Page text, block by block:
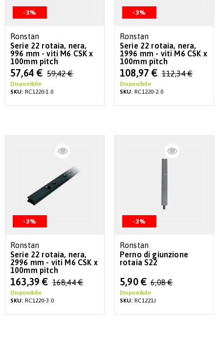
-3%
Ronstan
Serie 22 rotaia, nera,
996 mm - viti M6 CSK x
100mm pitch
Special
Price
57,64 € 59,42 €
Disponibile
SKU: RC1220-1.0
-3%
Ronstan
Serie 22 rotaia, nera,
1996 mm - viti M6 CSK x
100mm pitch
Special
Price
108,97 € 112,34 €
Disponibile
SKU: RC1220-2.0
-3%
Ronstan
Serie 22 rotaia, nera,
2996 mm - viti M6 CSK x
100mm pitch
Special
Price
163,39 € 168,44 €
Disponibile
SKU: RC1220-3.0
-3%
Ronstan
Perno di giunzione
rotaia S22
Special
Price
5,90 € 6,08 €
Disponibile
SKU: RC1221J